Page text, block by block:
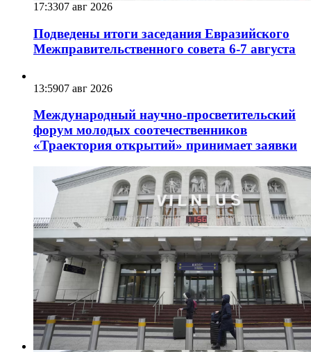
17:3307 авг 2026
Подведены итоги заседания Евразийского
Межправительственного совета 6-7 августа
13:5907 авг 2026
Международный научно-просветительский
форум молодых соотечественников
«Траектория открытий» принимает заявки